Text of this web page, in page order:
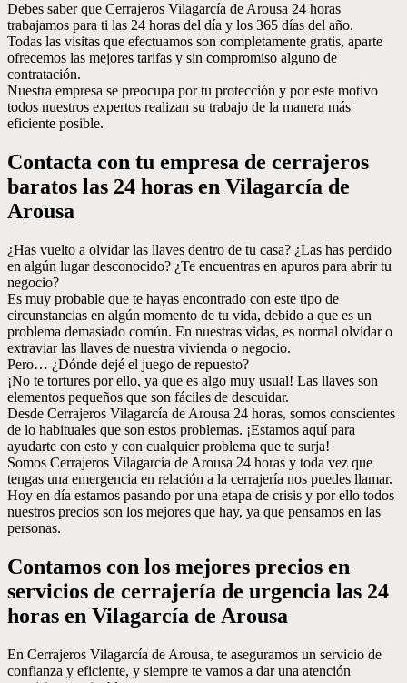
Debes saber que Cerrajeros Vilagarcía de Arousa 24 horas
trabajamos para ti las 24 horas del día y los 365 días del año.
Todas las visitas que efectuamos son completamente gratis, aparte
ofrecemos las mejores tarifas y sin compromiso alguno de
contratación.
Nuestra empresa se preocupa por tu protección y por este motivo
todos nuestros expertos realizan su trabajo de la manera más
eficiente posible.
Contacta con tu empresa de cerrajeros
baratos las 24 horas en Vilagarcía de
Arousa
¿Has vuelto a olvidar las llaves dentro de tu casa? ¿Las has perdido
en algún lugar desconocido? ¿Te encuentras en apuros para abrir tu
negocio?
Es muy probable que te hayas encontrado con este tipo de
circunstancias en algún momento de tu vida, debido a que es un
problema demasiado común. En nuestras vidas, es normal olvidar o
extraviar las llaves de nuestra vivienda o negocio.
Pero… ¿Dónde dejé el juego de repuesto?
¡No te tortures por ello, ya que es algo muy usual! Las llaves son
elementos pequeños que son fáciles de descuidar.
Desde Cerrajeros Vilagarcía de Arousa 24 horas, somos conscientes
de lo habituales que son estos problemas. ¡Estamos aquí para
ayudarte con esto y con cualquier problema que te surja!
Somos Cerrajeros Vilagarcía de Arousa 24 horas y toda vez que
tengas una emergencia en relación a la cerrajería nos puedes llamar.
Hoy en día estamos pasando por una etapa de crisis y por ello todos
nuestros precios son los mejores que hay, ya que pensamos en las
personas.
Contamos con los mejores precios en
servicios de cerrajería de urgencia las 24
horas en Vilagarcía de Arousa
En Cerrajeros Vilagarcía de Arousa, te aseguramos un servicio de
confianza y eficiente, y siempre te vamos a dar una atención